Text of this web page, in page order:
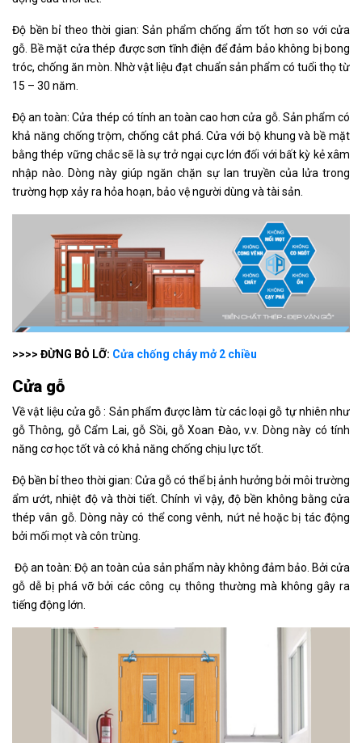
Độ bền bỉ theo thời gian: Sản phẩm chống ẩm tốt hơn so với cửa
gỗ. Bề mặt cửa thép được sơn tĩnh điện để đảm bảo không bị bong
tróc, chống ăn mòn. Nhờ vật liệu đạt chuẩn sản phẩm có tuổi thọ từ
15 – 30 năm.
Độ an toàn: Cửa thép có tính an toàn cao hơn cửa gỗ. Sản phẩm có
khả năng chống trộm, chống cắt phá. Cửa với bộ khung và bề mặt
bằng thép vững chắc sẽ là sự trở ngại cực lớn đối với bất kỳ kẻ xâm
nhập nào. Dòng này giúp ngăn chặn sự lan truyền của lửa trong
trường hợp xảy ra hỏa hoạn, bảo vệ người dùng và tài sản.
>>>> ĐỪNG BỎ LỠ: Cửa chống cháy mở 2 chiều
Cửa gỗ
Về vật liệu cửa gỗ : Sản phẩm được làm từ các loại gỗ tự nhiên như
gỗ Thông, gỗ Cẩm Lai, gỗ Sồi, gỗ Xoan Đào, v.v. Dòng này có tính
năng cơ học tốt và có khả năng chống chịu lực tốt.
Độ bền bỉ theo thời gian: Cửa gỗ có thể bị ảnh hưởng bởi môi trường
ẩm ướt, nhiệt độ và thời tiết. Chính vì vậy, độ bền không bằng cửa
thép vân gỗ. Dòng này có thể cong vênh, nứt nẻ hoặc bị tác động
bởi mối mọt và côn trùng.
Độ an toàn: Độ an toàn của sản phẩm này không đảm bảo. Bởi cửa
gỗ dễ bị phá vỡ bởi các công cụ thông thường mà không gây ra
tiếng động lớn.